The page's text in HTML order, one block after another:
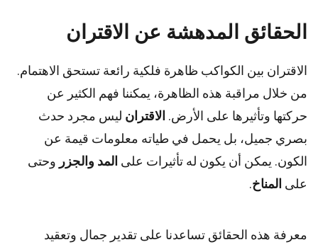
الحقائق المدهشة عن الاقتران
الاقتران بين الكواكب ظاهرة فلكية رائعة تستحق الاهتمام.
من خلال مراقبة هذه الظاهرة، يمكننا فهم الكثير عن
حركتها وتأثيرها على الأرض. الاقتران ليس مجرد حدث
بصري جميل، بل يحمل في طياته معلومات قيمة عن
الكون. يمكن أن يكون له تأثيرات على المد والجزر وحتى
على المناخ.
معرفة هذه الحقائق تساعدنا على تقدير جمال وتعقيد